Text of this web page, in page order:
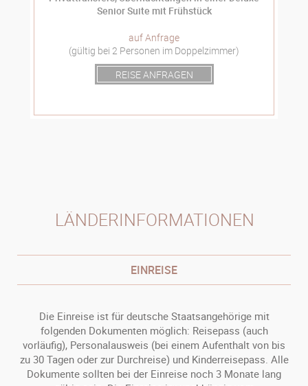
Senior Suite mit Frühstück
auf Anfrage
(gültig bei 2 Personen im Doppelzimmer)
REISE ANFRAGEN
LÄNDERINFORMATIONEN
EINREISE
Die Einreise ist für deutsche Staatsangehörige mit
folgenden Dokumenten möglich: Reisepass (auch
vorläufig), Personalausweis (bei einem Aufenthalt von bis
zu 30 Tagen oder zur Durchreise) und Kinderreisepass. Alle
Dokumente sollten bei der Einreise noch 3 Monate lang